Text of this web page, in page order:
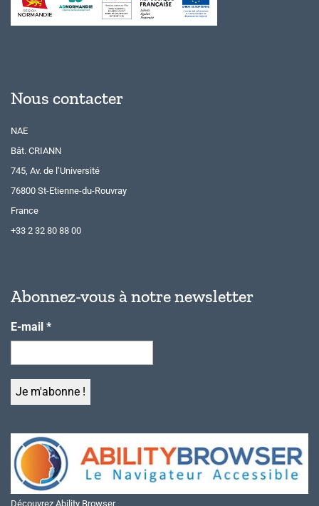
Nous contacter
NAE
Bât. CRIANN
745, Av. de l’Université
76800 St-Etienne-du-Rouvray
France
+33 2 32 80 88 00
Abonnez-vous à notre newsletter
E-mail *
Découvrez Ability Browser